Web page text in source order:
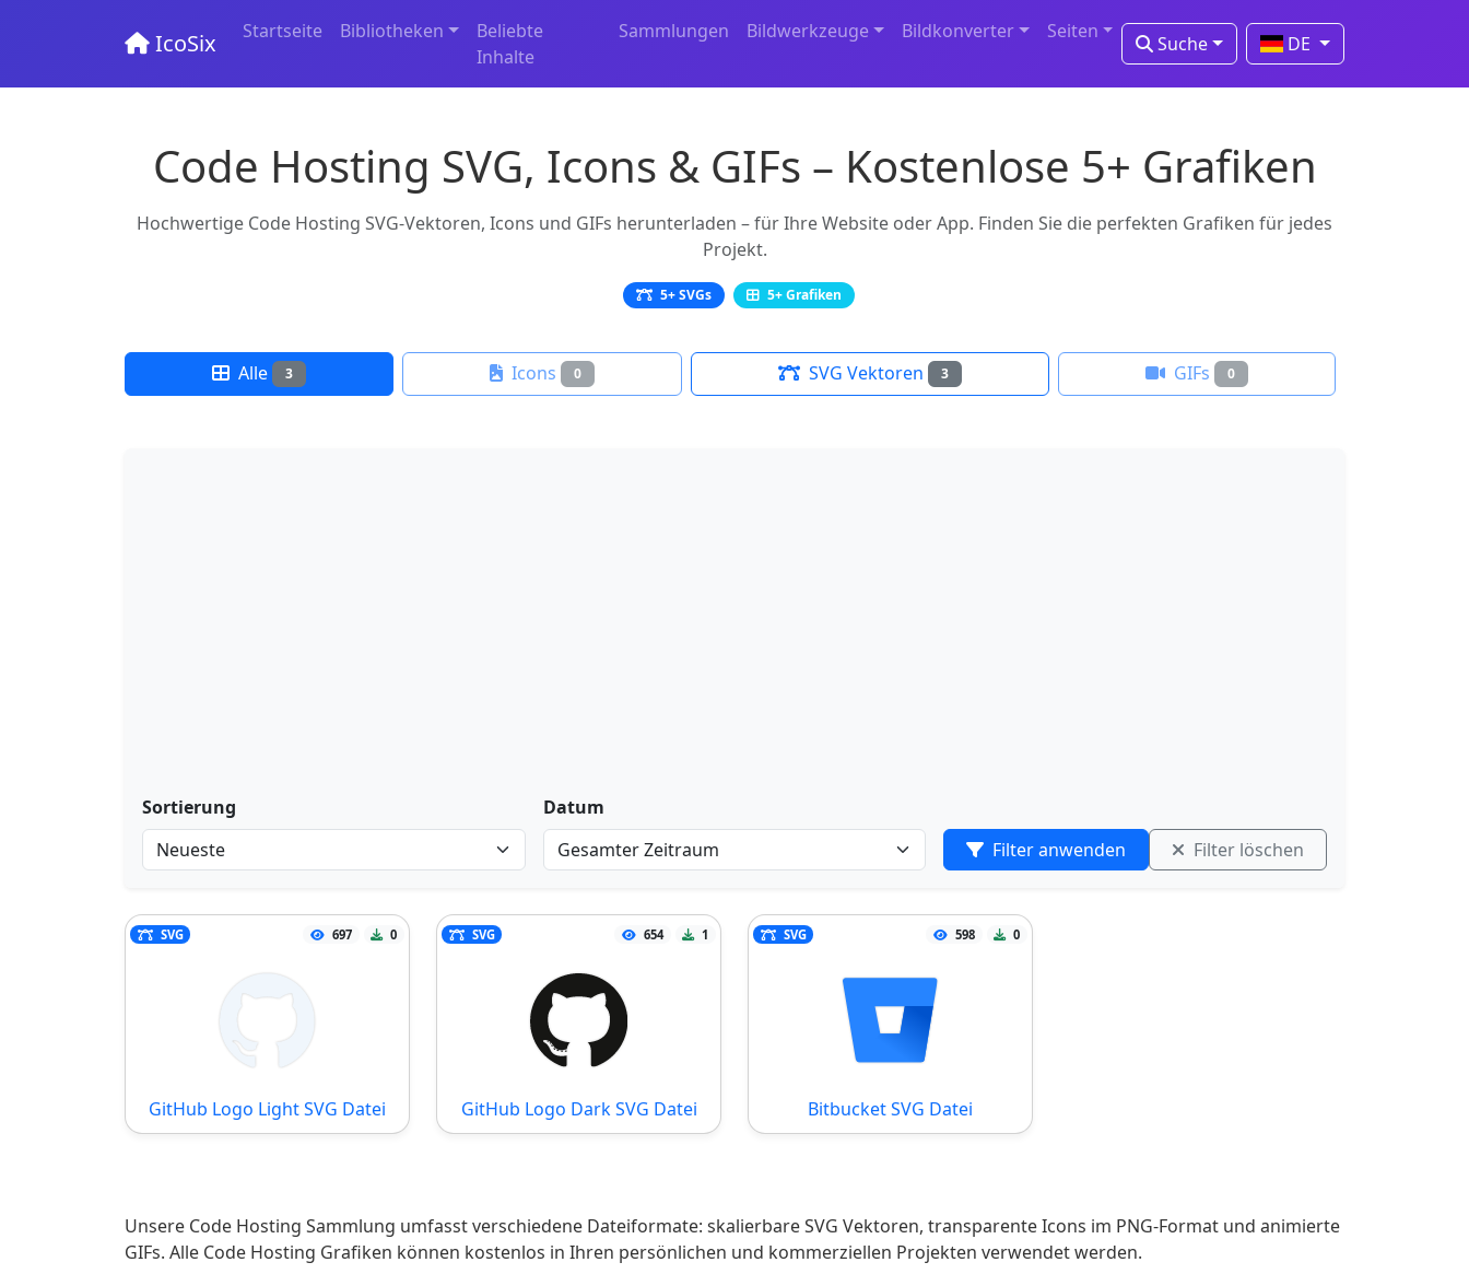
IcoSix Startseite Bibliotheken
Beliebte
Inhalte
Sammlungen Bildwerkzeuge Bildkonverter Seiten
Suche DE
Code Hosting SVG, Icons & GIFs – Kostenlose 5+ Grafiken
Hochwertige Code Hosting SVG-Vektoren, Icons und GIFs herunterladen – für Ihre Website oder App. Finden Sie die perfekten Grafiken für jedes
Projekt.
5+ SVGs 5+ Grafiken
Alle 3 Icons 0 SVG Vektoren 3 GIFs 0
Sortierung
Datum
Filter anwenden
Filter löschen
SVG 697 0
GitHub Logo Light SVG Datei
SVG 654 1
GitHub Logo Dark SVG Datei
SVG 598 0
Bitbucket SVG Datei
Unsere Code Hosting Sammlung umfasst verschiedene Dateiformate: skalierbare SVG Vektoren, transparente Icons im PNG-Format und animierte
GIFs. Alle Code Hosting Grafiken können kostenlos in Ihren persönlichen und kommerziellen Projekten verwendet werden.